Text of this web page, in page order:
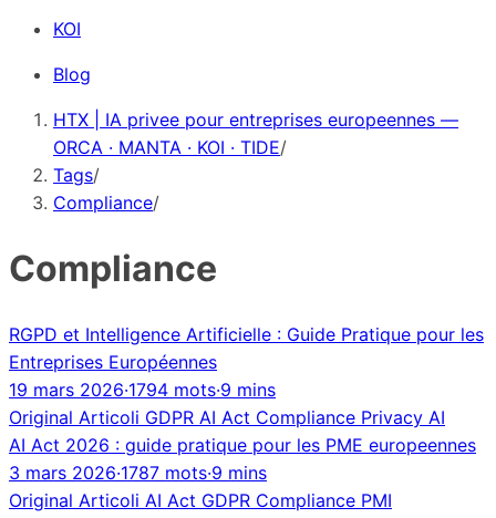
KOI
Blog
HTX | IA privee pour entreprises europeennes —
ORCA · MANTA · KOI · TIDE/
Tags/
Compliance/
Compliance
RGPD et Intelligence Artificielle : Guide Pratique pour les
Entreprises Européennes
19 mars 2026·1794 mots·9 mins
Original Articoli GDPR AI Act Compliance Privacy AI
AI Act 2026 : guide pratique pour les PME europeennes
3 mars 2026·1787 mots·9 mins
Original Articoli AI Act GDPR Compliance PMI